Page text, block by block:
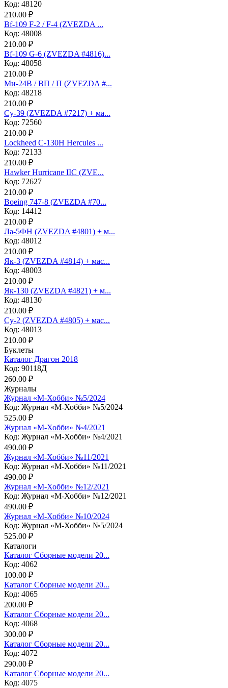
Код: 48120
210.00 ₽
Bf-109 F-2 / F-4 (ZVEZDA ...
Код: 48008
210.00 ₽
Bf-109 G-6 (ZVEZDA #4816)...
Код: 48058
210.00 ₽
Ми-24В / ВП / П (ZVEZDA #...
Код: 48218
210.00 ₽
Су-39 (ZVEZDA #7217) + ма...
Код: 72560
210.00 ₽
Lockheed C-130H Hercules ...
Код: 72133
210.00 ₽
Hawker Hurricane IIC (ZVE...
Код: 72627
210.00 ₽
Boeing 747-8 (ZVEZDA #70...
Код: 14412
210.00 ₽
Ла-5ФН (ZVEZDA #4801) + м...
Код: 48012
210.00 ₽
Як-3 (ZVEZDA #4814) + мас...
Код: 48003
210.00 ₽
Як-130 (ZVEZDA #4821) + м...
Код: 48130
210.00 ₽
Су-2 (ZVEZDA #4805) + мас...
Код: 48013
210.00 ₽
Буклеты
Каталог Драгон 2018
Код: 90118Д
260.00 ₽
Журналы
Журнал «М-Хобби» №5/2024
Код: Журнал «М-Хобби» №5/2024
525.00 ₽
Журнал «М-Хобби» №4/2021
Код: Журнал «М-Хобби» №4/2021
490.00 ₽
Журнал «М-Хобби» №11/2021
Код: Журнал «М-Хобби» №11/2021
490.00 ₽
Журнал «М-Хобби» №12/2021
Код: Журнал «М-Хобби» №12/2021
490.00 ₽
Журнал «М-Хобби» №10/2024
Код: Журнал «М-Хобби» №5/2024
525.00 ₽
Каталоги
Каталог Сборные модели 20...
Код: 4062
100.00 ₽
Каталог Сборные модели 20...
Код: 4065
200.00 ₽
Каталог Сборные модели 20...
Код: 4068
300.00 ₽
Каталог Сборные модели 20...
Код: 4072
290.00 ₽
Каталог Сборные модели 20...
Код: 4075